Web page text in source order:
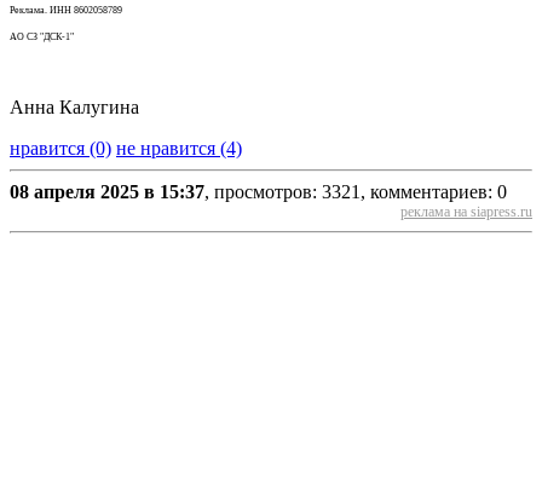
Реклама. ИНН 8602058789
АО СЗ "ДСК-1"
Анна Калугина
нравится (0) не нравится (4)
08 апреля 2025 в 15:37, просмотров: 3321, комментариев: 0
реклама на siapress.ru